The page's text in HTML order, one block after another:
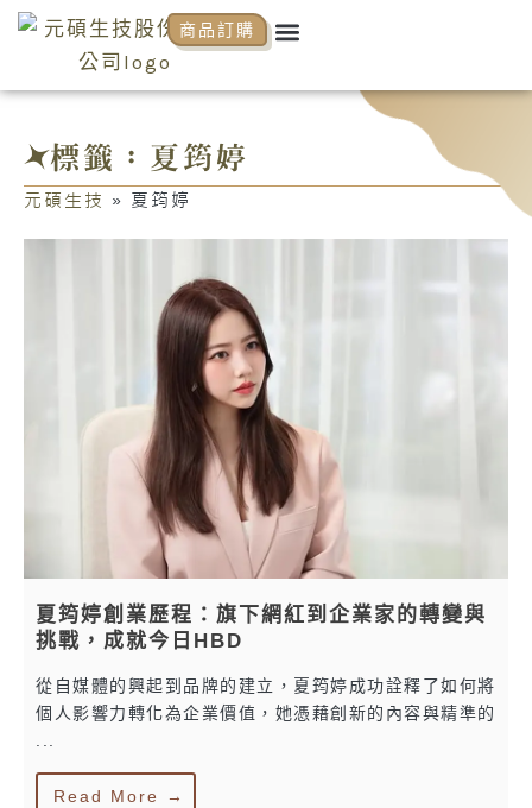
跳
Menu
商品訂購
標籤：夏筠婷
元碩生技 » 夏筠婷
夏筠婷創業歷程：旗下網紅到企業家的轉變與
挑戰，成就今日HBD
從自媒體的興起到品牌的建立，夏筠婷成功詮釋了如何將
個人影響力轉化為企業價值，她憑藉創新的內容與精準的
Read More →